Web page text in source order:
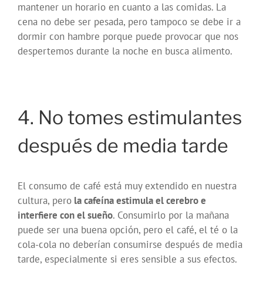
mantener un horario en cuanto a las comidas. La
cena no debe ser pesada, pero tampoco se debe ir a
dormir con hambre porque puede provocar que nos
despertemos durante la noche en busca alimento.
4. No tomes estimulantes
después de media tarde
El consumo de café está muy extendido en nuestra
cultura, pero la cafeína estimula el cerebro e
interfiere con el sueño. Consumirlo por la mañana
puede ser una buena opción, pero el café, el té o la
cola-cola no deberían consumirse después de media
tarde, especialmente si eres sensible a sus efectos.